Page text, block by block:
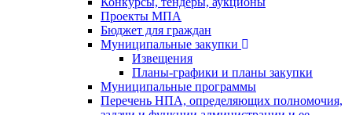
Проекты МПА
Бюджет для граждан
Муниципальные закупки
Извещения
Планы-графики и планы закупки
Муниципальные программы
Перечень НПА, определяющих полномочия,